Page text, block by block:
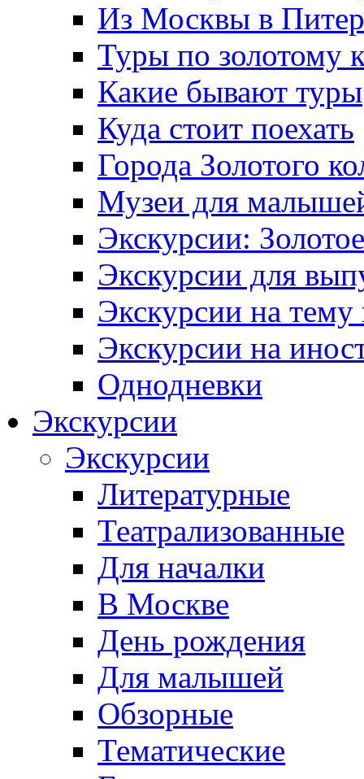
Из Москвы в Питер
Туры по золотому
Какие бывают туры
Куда стоит поехать
Города Золотого
Музеи для
Экскурсии:
Экскурсии для
Экскурсии на тему
Экскурсии на
Однодневки
Экскурсии
Экскурсии
Литературные
Театрализованные
Для началки
В Москве
День рождения
Для малышей
Обзорные
Тематические